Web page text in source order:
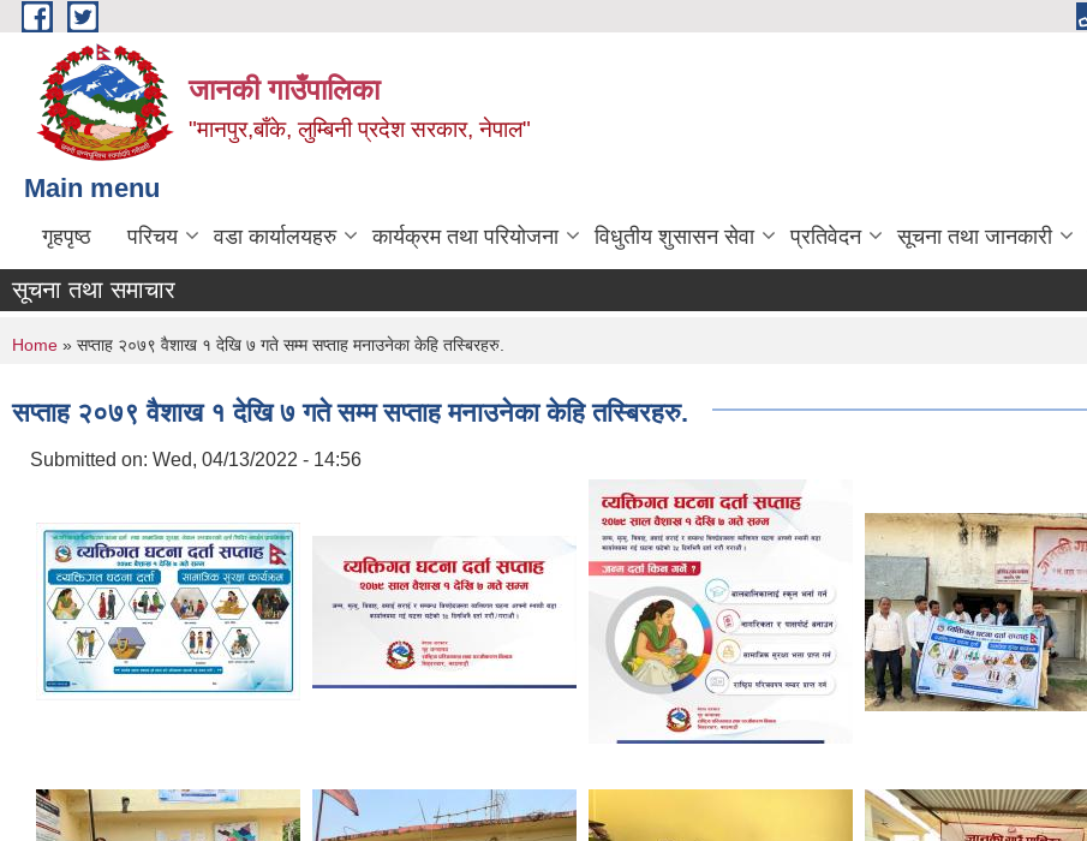
Skip to main content
जानकी गाउँपालिका
"मानपुर,बाँके, लुम्बिनी प्रदेश सरकार, नेपाल"
Main menu
गृहपृष्ठ परिचय वडा कार्यालयहरु कार्यक्रम तथा परियोजना विधुतीय शुसासन सेवा प्रतिवेदन सूचना तथा जानकारी
सूचना तथा समाचार
You are here
Home » सप्ताह २०७९ वैशाख १ देखि ७ गते सम्म सप्ताह मनाउनेका केहि तस्बिरहरु.
सप्ताह २०७९ वैशाख १ देखि ७ गते सम्म सप्ताह मनाउनेका केहि तस्बिरहरु.
Submitted on: Wed, 04/13/2022 - 14:56